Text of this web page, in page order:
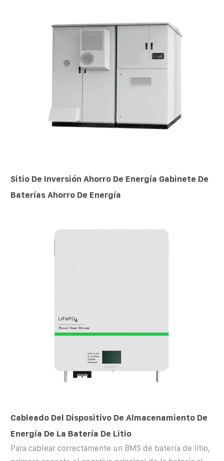
Sitio De Inversión Ahorro De Energía Gabinete De
Baterías Ahorro De Energía
Cableado Del Dispositivo De Almacenamiento De
Energía De La Batería De Litio
Para cablear correctamente un BMS de batería de litio,